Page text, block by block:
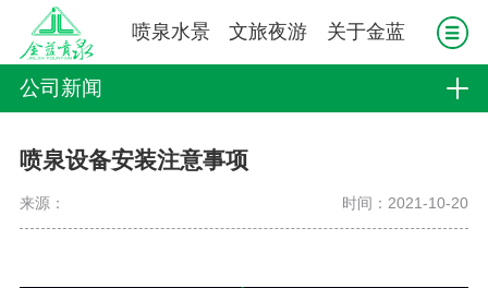
喷泉水景 文旅夜游 关于金蓝
公司新闻
喷泉设备安装注意事项
来源： 时间：2021-10-20